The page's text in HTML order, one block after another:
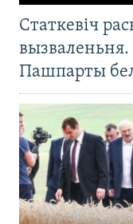
Статкевіч
вызваленьня.
Пашпарты